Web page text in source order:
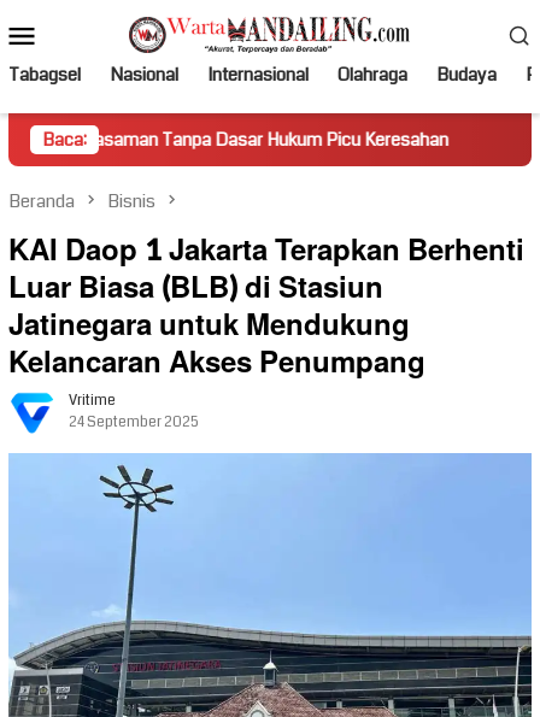
ke
kontenMobile
Tabagsel Nasional Internasional Olahraga Budaya
Baca:
Tanpa Dasar Hukum Picu Keresahan Truk Miring
Beranda Bisnis
KAI Daop 1 Jakarta Terapkan Berhenti
Luar Biasa (BLB) di Stasiun
Jatinegara untuk Mendukung
Kelancaran Akses Penumpang
Vritime
24 September 2025